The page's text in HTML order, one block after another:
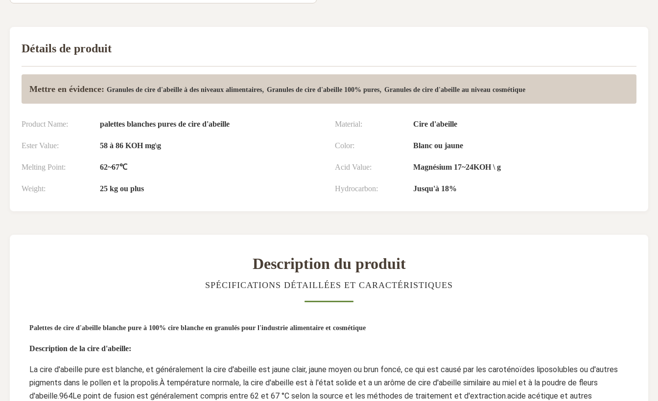
Détails de produit
Mettre en évidence: Granules de cire d'abeille à des niveaux alimentaires, Granules de cire d'abeille 100% pures, Granules de cire d'abeille au niveau cosmétique
Product Name: palettes blanches pures de cire d'abeille Material: Cire d'abeille
Ester Value: 58 à 86 KOH mg\g Color: Blanc ou jaune
Melting Point: 62~67℃ Acid Value: Magnésium 17~24KOH \ g
Weight: 25 kg ou plus Hydrocarbon: Jusqu'à 18%
Description du produit
SPÉCIFICATIONS DÉTAILLÉES ET CARACTÉRISTIQUES
Palettes de cire d'abeille blanche pure à 100% cire blanche en granulés pour l'industrie alimentaire et cosmétique
Description de la cire d'abeille:
La cire d'abeille pure est blanche, et généralement la cire d'abeille est jaune clair, jaune moyen ou brun foncé, ce qui est causé par les caroténoïdes liposolubles ou d'autres
pigments dans le pollen et la propolis.À température normale, la cire d'abeille est à l'état solide et a un arôme de cire d'abeille similaire au miel et à la poudre de fleurs
d'abeille.964Le point de fusion est généralement compris entre 62 et 67 °C selon la source et les méthodes de traitement et d'extraction.acide acétique et autres